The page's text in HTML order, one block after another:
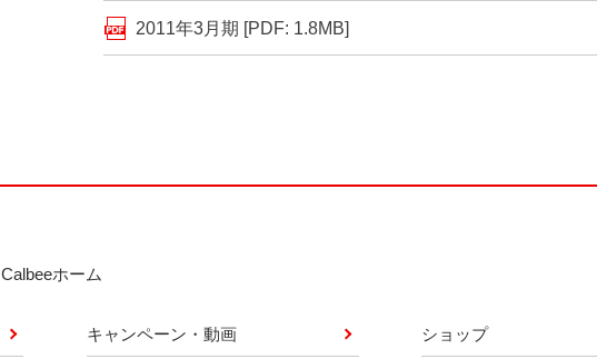
2011年3月期 [PDF: 1.8MB](別ウインドウで開く)
Calbeeホーム
キャンペーン・動画 ショップ